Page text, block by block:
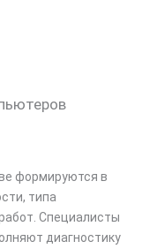
формируются в
типа
Специалисты
диагностику